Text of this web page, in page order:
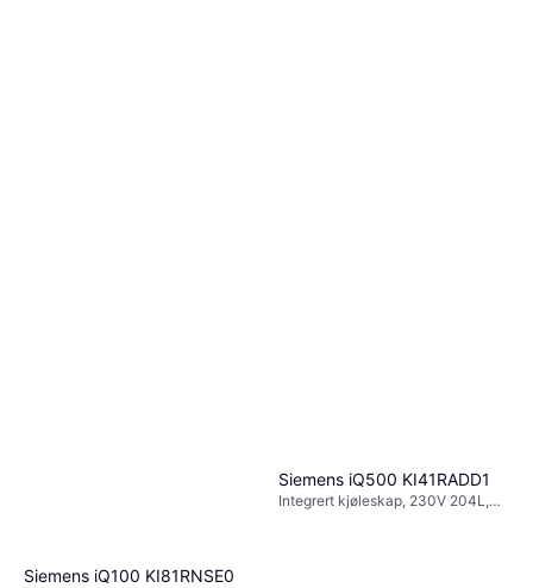
Siemens iQ100 KI81RNSE0
Siemens iQ500 KI41RADD1
Integrert kjøleskap, 230V 204L,